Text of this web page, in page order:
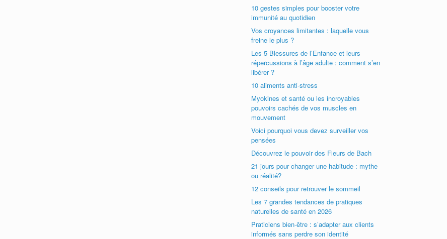
10 gestes simples pour booster votre
immunité au quotidien
Vos croyances limitantes : laquelle vous
freine le plus ?
Les 5 Blessures de l’Enfance et leurs
répercussions à l’âge adulte : comment s’en
libérer ?
10 aliments anti-stress
Myokines et santé ou les incroyables
pouvoirs cachés de vos muscles en
mouvement
Voici pourquoi vous devez surveiller vos
pensées
Découvrez le pouvoir des Fleurs de Bach
21 jours pour changer une habitude : mythe
ou réalité?
12 conseils pour retrouver le sommeil
Les 7 grandes tendances de pratiques
naturelles de santé en 2026
Praticiens bien-être : s’adapter aux clients
informés sans perdre son identité